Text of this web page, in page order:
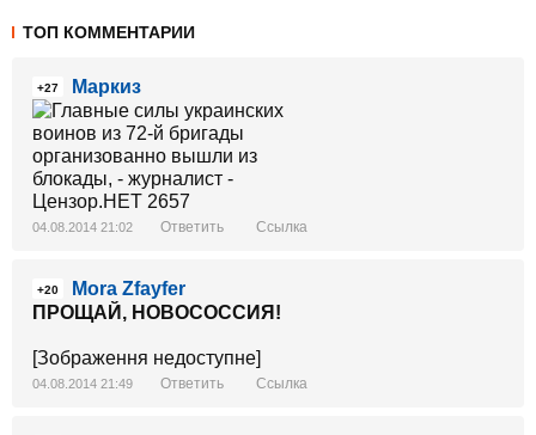
ТОП КОММЕНТАРИИ
+27 Маркиз
04.08.2014 21:02 Ответить Ссылка
+20
Mora Zfayfer
ПРОЩАЙ, НОВОСОССИЯ!
[Зображення недоступне]
04.08.2014 21:49 Ответить Ссылка